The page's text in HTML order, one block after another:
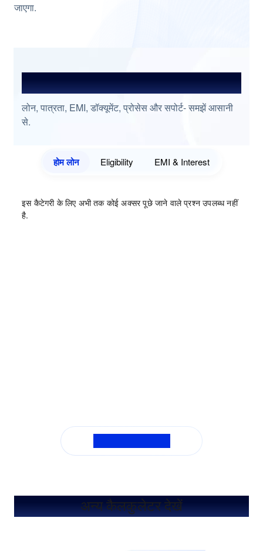
जाएगा.
अक्सर पूछे जाने वाले प्रश्न
लोन, पात्रता, EMI, डॉक्यूमेंट, प्रोसेस और सपोर्ट- समझें आसानी
से.
होम लोन Eligibility EMI & Interest
इस कैटेगरी के लिए अभी तक कोई अक्सर पूछे जाने वाले प्रश्न उपलब्ध नहीं
है.
अन्य कैलकुलेटर देखें